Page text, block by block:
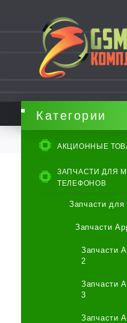
Категории
АКЦИОННЫЕ
ЗАПЧАСТИ ДЛЯ
ТЕЛЕФОНОВ
Запчасти для
Запчасти
Запчасти
2
Запчасти
3
Запчасти